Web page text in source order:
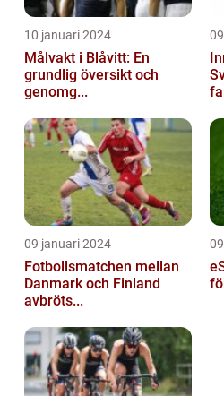
10 januari 2024
Målvakt i Blåvitt: En
grundlig översikt och
genomg...
09 januari 2024
Fotbollsmatchen mellan
Danmark och Finland
avbröts...